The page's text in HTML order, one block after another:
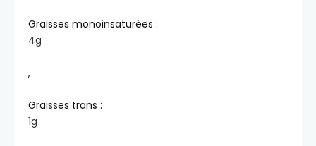
Graisses monoinsaturées :
4g
,
Graisses trans :
1g